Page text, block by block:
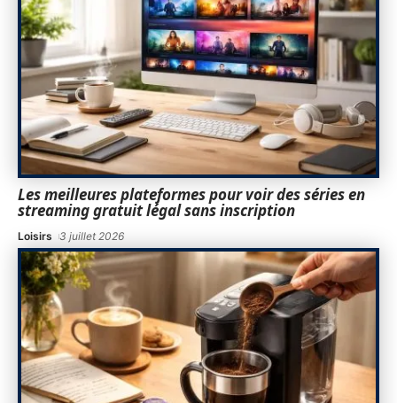
Les meilleures plateformes pour voir des séries en
streaming gratuit légal sans inscription
Loisirs 3 juillet 2026